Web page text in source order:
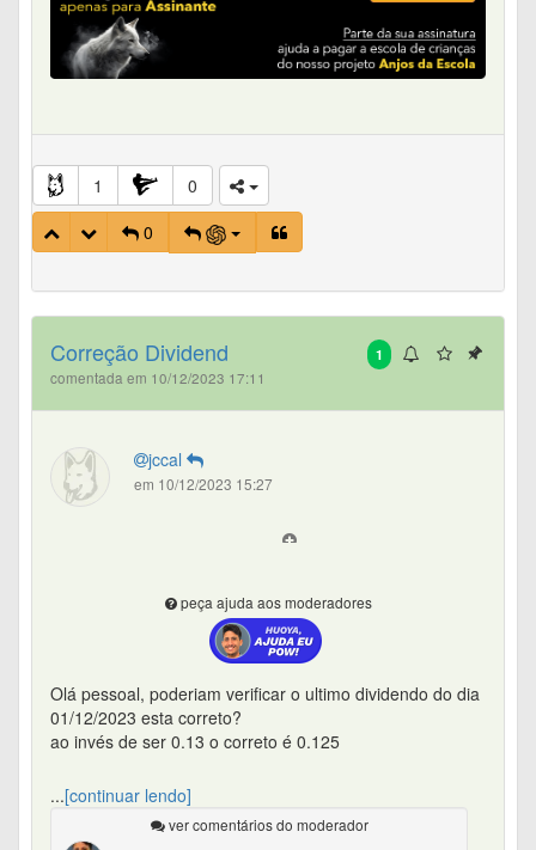
1
0
0
1
Correção Dividend
comentada em 10/12/2023 17:11
jccal
em 10/12/2023 15:27
peça ajuda aos moderadores
Olá pessoal, poderiam verificar o ultimo dividendo do dia
01/12/2023 esta correto?
ao invés de ser 0.13 o correto é 0.125
https://www.nasdaq.com/market-
activity/stocks/intc/dividend-history
Valeu!
...[continuar lendo]
ver comentários do moderador